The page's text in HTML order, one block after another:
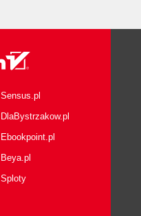
Sensus.pl
DlaBystrzakow.pl
Ebookpoint.pl
Beya.pl
Sploty